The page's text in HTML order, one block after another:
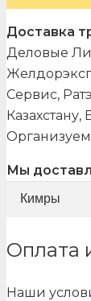
Доставка
Деловые
Сервис,
Мы
Оплата
Наши